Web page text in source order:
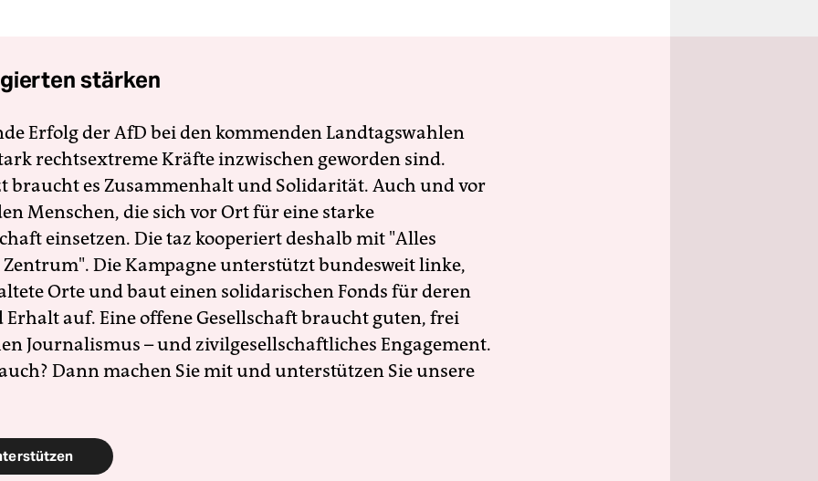
stärken
Erfolg der AfD bei den kommenden Landtagswahlen
rechtsextreme Kräfte inzwischen geworden sind.
braucht es Zusammenhalt und Solidarität. Auch und vor
Menschen, die sich vor Ort für eine starke
einsetzen. Die taz kooperiert deshalb mit "Alles
Die Kampagne unterstützt bundesweit linke,
Orte und baut einen solidarischen Fonds für deren
Erhalt auf. Eine offene Gesellschaft braucht guten, frei
Journalismus – und zivilgesellschaftliches Engagement.
Dann machen Sie mit und unterstützen Sie unsere